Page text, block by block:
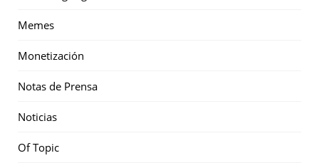
Memes
Monetización
Notas de Prensa
Noticias
Of Topic